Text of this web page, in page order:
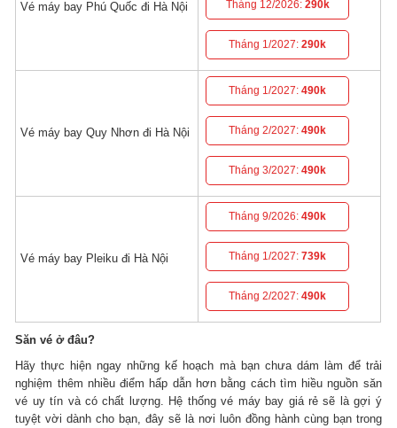
Vé máy bay Phú Quốc đi Hà Nội Tháng 12/2026: 290k
Tháng 1/2027:290k
Vé máy bay Quy Nhơn đi Hà Nội
Tháng 1/2027:490k
Tháng 2/2027:490k
Tháng 3/2027:490k
Vé máy bay Pleiku đi Hà Nội
Tháng 9/2026:490k
Tháng 1/2027:739k
Tháng 2/2027:490k
Săn vé ở đâu?
Hãy thực hiện ngay những kế hoạch mà bạn chưa dám làm để trải
nghiệm thêm nhiều điểm hấp dẫn hơn bằng cách tìm hiều nguồn săn
vé uy tín và có chất lượng. Hệ thống vé máy bay giá rẻ sẽ là gợi ý
tuyệt vời dành cho bạn, đây sẽ là nơi luôn đồng hành cùng bạn trong